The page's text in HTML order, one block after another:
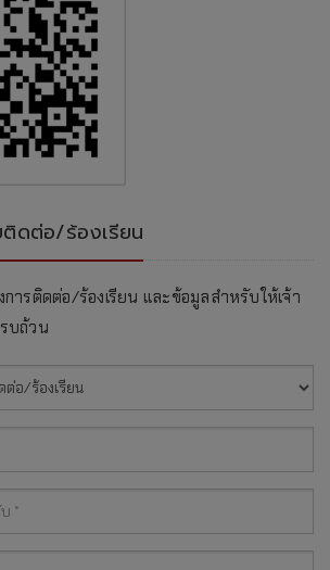
ดต่อ/ร้องเรียน
ารติดต่อ/ร้องเรียน และข้อมูลสำหรับให้เจ้า
บถ้วน